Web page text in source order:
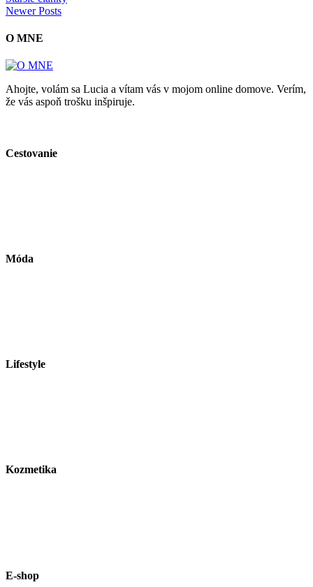
Newer Posts
O MNE
Ahojte, volám sa Lucia a vítam vás v mojom online domove. Verím,
že vás aspoň trošku inšpiruje.
Cestovanie
Móda
Lifestyle
Kozmetika
E-shop